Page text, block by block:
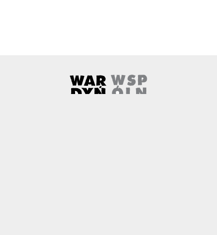
Wardyński i Wspólnicy